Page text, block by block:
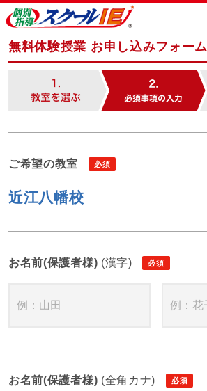
無料体験授業 お申し込みフォーム
ご希望の教室
近江八幡校
お名前(保護者様) (漢字)
お名前(保護者様) (全角カナ)